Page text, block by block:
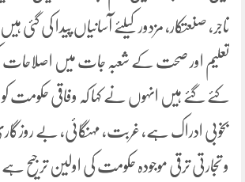
تاجر، صنعتکار، مزدور کیلئے آسانیاں پیدا کی گئی
تعلیم اور صحت کے شعبہ جات میں اصلاحات
کئے گئے ہیں انہوں نے کہا کہ وفاقی حکومت
بخوبی ادراک ہے، غربت، مہنگائی، بے
و تجارتی ترقی موجودہ حکومت کی اولین ترجیح ہے۔